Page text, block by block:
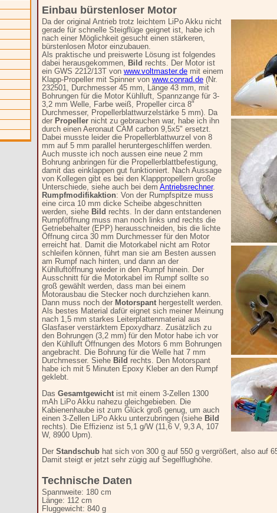
Einbau bürstenloser Motor
Da der original Antrieb trotz leichtem LiPo Akku nicht
gerade für schnelle Steigflüge geignet ist, habe ich
nach einer Möglichkeit gesucht einen stärkeren,
bürstenlosen Motor einzubauen.
Als praktische und preiswerte Lösung ist folgendes
dabei herausgekommen, Bild rechts. Der Motor ist
ein GWS 2212/13T von www.voltmaster.de mit einem
Klapp-Propeller mit Spinner von www.conrad.de (Nr.
232501, Durchmesser 45 mm, Länge 43 mm, mit
Bohrungen für die Motor Kühlluft, Spannzange für 3-
3,2 mm Welle, Farbe weiß, Propeller circa 8"
Durchmesser, Propellerblattwurzelstärke 5 mm). Da
der Propeller nicht zu gebrauchen war, habe ich ihn
durch einen Aeronaut CAM carbon 9,5x5" ersetzt.
Dabei musste leider die Propellerblattwurzel von 8
mm auf 5 mm parallel heruntergeschliffen werden.
Auch musste ich noch aussen eine neue 2 mm
Bohrung anbringen für die Propellerblattbefestigung,
damit das einklappen gut funktioniert. Nach Aussage
von Kollegen gibt es bei den Klapppropellern große
Unterschiede, siehe auch bei dem Antriebsrechner.
Rumpfmodifikaktion: Von der Rumpfspitze muss
eine circa 10 mm dicke Scheibe abgeschnitten
werden, siehe Bild rechts. In der dann entstandenen
Rumpföffnung muss man noch links und rechts die
Getriebehalter (EPP) herausschneiden, bis die lichte
Öffnung circa 30 mm Durchmesser für den Motor
erreicht hat. Damit die Motorkabel nicht am Rotor
schleifen können, führt man sie am Besten aussen
am Rumpf nach hinten, und dann an der
Kühlluftöffnung wieder in den Rumpf hinein. Der
Ausschnitt für die Motorkabel im Rumpf sollte so
groß gewählt werden, dass man bei einem
Motorausbau die Stecker noch durchziehen kann.
Dann muss noch der Motorspant hergestellt werden.
Als bestes Material dafür eignet sich meiner Meinung
nach 1,5 mm starkes Leiterplattenmaterial aus
Glasfaser verstärktem Epoxydharz. Zusätzlich zu
den Bohrungen (3,2 mm) für den Motor habe ich vor
den Kühlluft Öffnungen des Motors 6 mm Bohrungen
angebracht. Die Bohrung für die Welle hat 7 mm
Durchmesser. Siehe Bild rechts. Den Motorspant
habe ich mit 5 Minuten Epoxy Kleber an den Rumpf
geklebt.
Das Gesamtgewicht ist mit einem 3-Zellen 1300
mAh LiPo Akku nahezu gleichgebieben. Die
Kabienenhaube ist zum Glück groß genug, um auch
einen 3-Zellen LiPo Akku unterzubringen (siehe Bild
rechts). Die Effizienz ist 5,1 g/W (11,6 V, 9,3 A, 107
W, 8900 Upm).
Der Standschub hat sich von 300 g auf 550 g vergrößert, also auf
Damit steigt er jetzt sehr zügig auf Segelflughöhe.
Technische Daten
Spannweite: 180 cm
Länge: 112 cm
Fluggewicht: 840 g